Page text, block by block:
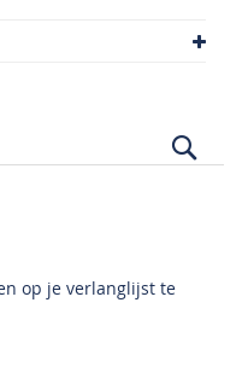
op je verlanglijst te